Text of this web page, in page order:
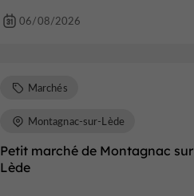
06/08/2026
Petit marché de Montagnac sur
Lède
Marchés
Montagnac-sur-Lède